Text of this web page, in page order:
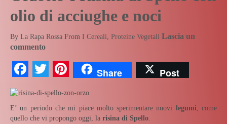
olio di acciughe e noci
By La Rapa Rossa From I Cereali Proteine Vegetali Lascia un
commento
Facebook
TwitterPinterest
Share Post
E’ un periodo che mi piace molto sperimentare nuovi legumi , come
quello che vi propongo oggi, la risina di Spello